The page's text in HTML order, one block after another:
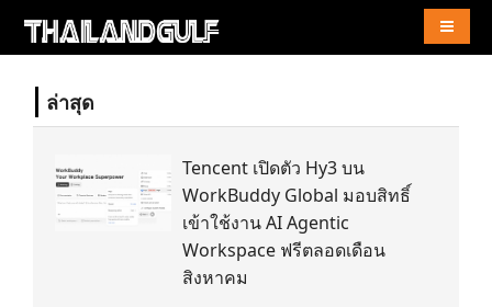
ล่าสุด
Tencent เปิดตัว Hy3 บน
WorkBuddy Global มอบสิทธิ์
เข้าใช้งาน AI Agentic
Workspace ฟรีตลอดเดือน
สิงหาคม